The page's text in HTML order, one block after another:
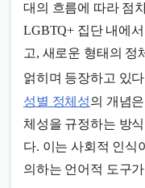
대의 흐름에 따라 점
LGBTQ+ 집단 내에
고, 새로운 형태의 정
얽히며 등장하고 있
성별 정체성의 개념
체성을 규정하는 방
다. 이는 사회적 인식
의하는 언어적 도구